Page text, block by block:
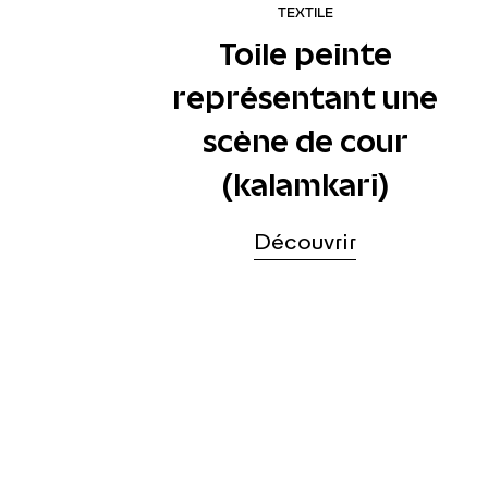
TEXTILE
Toile peinte
représentant une
scène de cour
(kalamkari)
Découvrir